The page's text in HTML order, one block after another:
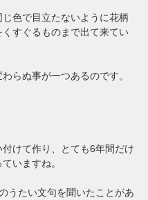
色で目立たないように花柄
すぐるものまで出て来てい
らぬ事が一つあるのです。
けて作り、とても6年間だけ
いますね。
うたい文句を聞いたことがあ